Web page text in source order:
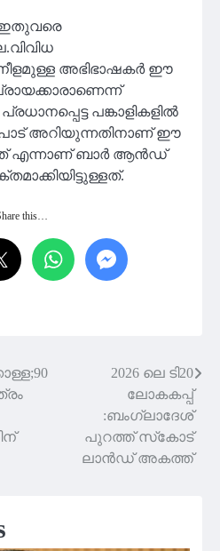
ഇതുവരെ
അഭിഭാഷകർ ഈ
പങ്കാളികളിൽ
അറിയുന്നതിനാണ് ഈ
എന്നാണ് ബാർ ആൻഡ്
this…
2026 ലെ ടി20
ലോകകപ്പ്
:ബംഗ്ലാദേശ്
പുറത്ത് സ്‌കോട്
ലാൻഡ് അകത്ത്